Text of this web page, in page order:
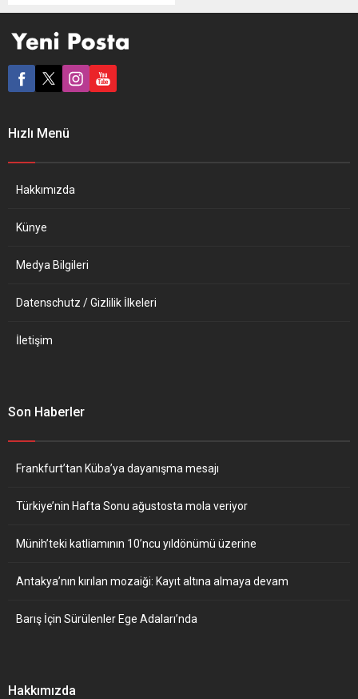
göçmenlerin oluşturduğu
Kuzu, Hollanda
Parlamentosu’ndaki
bir konuşma yaptı. Kuzu,
terk etmek zorunda kalan
Hızlı Menü
Hakkımızda
Künye
Medya Bilgileri
Datenschutz / Gizlilik İlkeleri
İletişim
Son Haberler
Frankfurt’tan Küba’ya dayanışma mesajı
Türkiye’nin Hafta Sonu ağustosta mola veriyor
Münih’teki katliamının 10’ncu yıldönümü üzerine
Antakya’nın kırılan mozaiği: Kayıt altına almaya devam
Barış İçin Sürülenler Ege Adaları’nda
Hakkımızda